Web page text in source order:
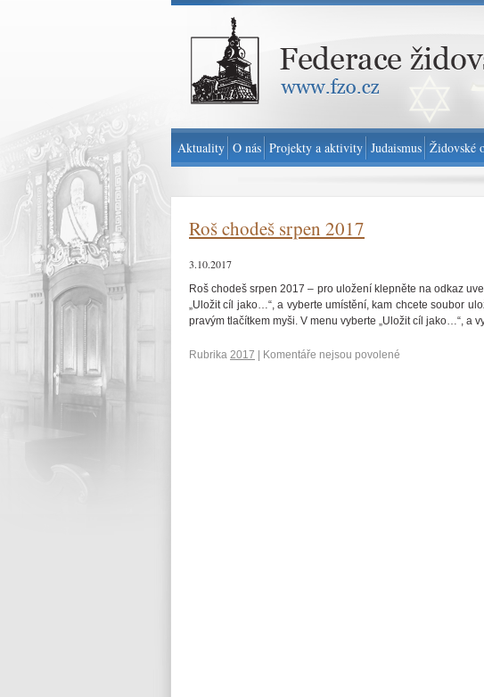
Federace židovských obcí v ČR - www.fzo.cz
Roš chodeš srpen 2017
3.10.2017
Roš chodeš srpen 2017 – pro uložení klepněte na odkaz
„Uložit cíl jako…“, a vyberte umístění, kam chcete soubor
pravým tlačítkem myši. V menu vyberte „Uložit cíl jako…“, a
Rubrika 2017 Komentáře nejsou povolené
Aktuality O nás Projekty a aktivity Judaismus Židovské